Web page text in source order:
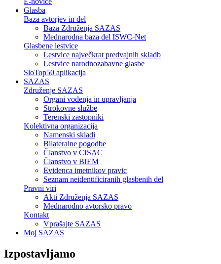
Glasba
Baza avtorjev in del
Baza Združenja SAZAS
Mednarodna baza del ISWC-Net
Glasbene lestvice
Lestvice največkrat predvajnih skladb
Lestvice narodnozabavne glasbe
SloTop50 aplikacija
SAZAS
Združenje SAZAS
Organi vodenja in upravljanja
Strokovne službe
Terenski zastopniki
Kolektivna organizacija
Namenski skladi
Bilateralne pogodbe
Članstvo v CISAC
Članstvo v BIEM
Evidenca imetnikov pravic
Seznam neidentificiranih glasbenih del
Pravni viri
Akti Združenja SAZAS
Mednarodno avtorsko pravo
Kontakt
Vprašajte SAZAS
Moj SAZAS
Izpostavljamo